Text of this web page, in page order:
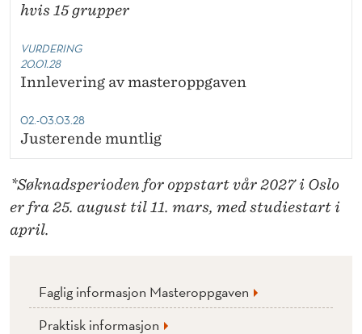
hvis 15 grupper
VURDERING
20.01.28
Innlevering av masteroppgaven
02.-03.03.28
Justerende muntlig
*Søknadsperioden for oppstart vår 2027 i Oslo
er fra 25. august til 11. mars, med studiestart i
april.
Faglig informasjon Masteroppgaven
Praktisk informasjon